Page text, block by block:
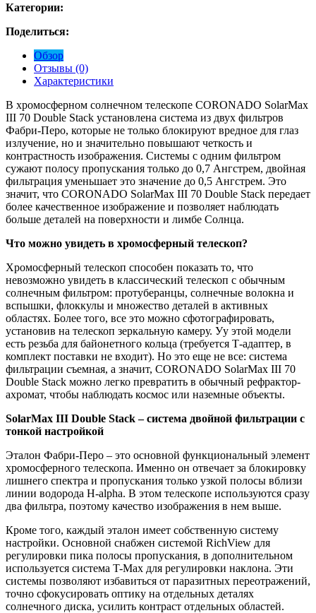
Категории:
Поделиться:
Обзор
Отзывы (0)
Характеристики
В хромосферном солнечном телескопе CORONADO SolarMax
III 70 Double Stack установлена система из двух фильтров
Фабри-Перо, которые не только блокируют вредное для глаз
излучение, но и значительно повышают четкость и
контрастность изображения. Системы с одним фильтром
сужают полосу пропускания только до 0,7 Ангстрем, двойная
фильтрация уменьшает это значение до 0,5 Ангстрем. Это
значит, что CORONADO SolarMax III 70 Double Stack передает
более качественное изображение и позволяет наблюдать
больше деталей на поверхности и лимбе Солнца.
Что можно увидеть в хромосферный телескоп?
Хромосферный телескоп способен показать то, что
невозможно увидеть в классический телескоп с обычным
солнечным фильтром: протуберанцы, солнечные волокна и
вспышки, флоккулы и множество деталей в активных
областях. Более того, все это можно сфотографировать,
установив на телескоп зеркальную камеру. Уу этой модели
есть резьба для байонетного кольца (требуется Т-адаптер, в
комплект поставки не входит). Но это еще не все: система
фильтрации съемная, а значит, CORONADO SolarMax III 70
Double Stack можно легко превратить в обычный рефрактор-
ахромат, чтобы наблюдать космос или наземные объекты.
SolarMax III Double Stack – система двойной фильтрации с
тонкой настройкой
Эталон Фабри-Перо – это основной функциональный элемент
хромосферного телескопа. Именно он отвечает за блокировку
лишнего спектра и пропускания только узкой полосы вблизи
линии водорода H-alpha. В этом телескопе используются сразу
два фильтра, поэтому качество изображения в нем выше.
Кроме того, каждый эталон имеет собственную систему
настройки. Основной снабжен системой RichView для
регулировки пика полосы пропускания, в дополнительном
используется система T-Max для регулировки наклона. Эти
системы позволяют избавиться от паразитных переотражений,
точно сфокусировать оптику на отдельных деталях
солнечного диска, усилить контраст отдельных областей.